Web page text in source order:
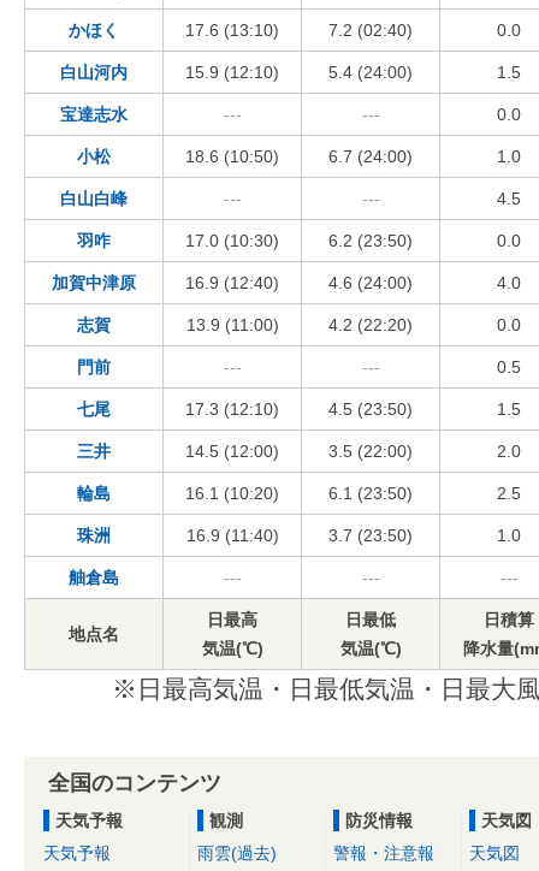
かほく 17.6 (13:10) 7.2 (02:40) 0.0
白山河内 15.9 (12:10) 5.4 (24:00) 1.5
宝達志水 --- --- 0.0
小松 18.6 (10:50) 6.7 (24:00) 1.0
白山白峰 --- --- 4.5
羽咋 17.0 (10:30) 6.2 (23:50) 0.0
加賀中津原 16.9 (12:40) 4.6 (24:00) 4.0
志賀 13.9 (11:00) 4.2 (22:20) 0.0
門前 --- --- 0.5
七尾 17.3 (12:10) 4.5 (23:50) 1.5
三井 14.5 (12:00) 3.5 (22:00) 2.0
輪島 16.1 (10:20) 6.1 (23:50) 2.5
珠洲 16.9 (11:40) 3.7 (23:50) 1.0
舳倉島 --- --- ---
地点名
日最高
気温(℃)
日最低
気温(℃)
日積算
降水量
※日最高気温・日最低気温・日最大
全国のコンテンツ
天気予報
天気予報
観測
雨雲(過去)
防災情報
警報・注意報
天気図
天気図